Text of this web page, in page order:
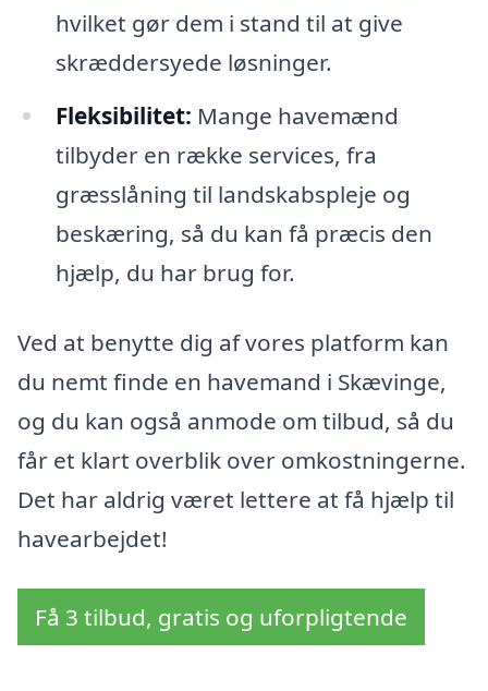
hvilket gør dem i stand til at give
skræddersyede løsninger.
Fleksibilitet: Mange havemænd
tilbyder en række services, fra
græsslåning til landskabspleje og
beskæring, så du kan få præcis den
hjælp, du har brug for.
Ved at benytte dig af vores platform kan
du nemt finde en havemand i Skævinge,
og du kan også anmode om tilbud, så du
får et klart overblik over omkostningerne.
Det har aldrig været lettere at få hjælp til
havearbejdet!
Få 3 tilbud, gratis og uforpligtende